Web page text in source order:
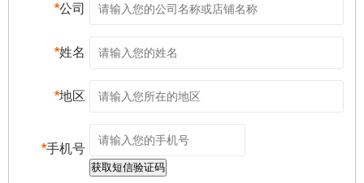
*公司
*姓名
*地区
*手机号